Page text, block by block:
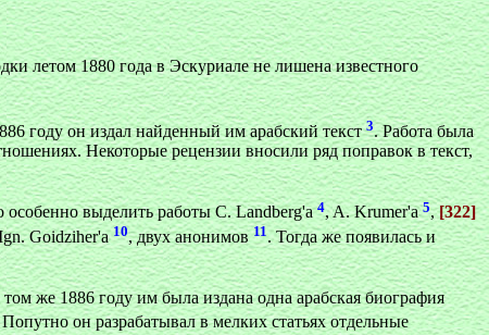
летом 1880 года в Эскуриале не лишена известного
году он издал найденный им арабский текст3. Работа была
Некоторые рецензии вносили ряд поправок в текст,
особенно выделить работы С. Landberg'a4, A. Krumer'a5,[322]
Goidziher'a10, двух анонимов11 . Тогда же появилась и
же 1886 году им была издана одна арабская биография
он разрабатывал в мелких статьях отдельные